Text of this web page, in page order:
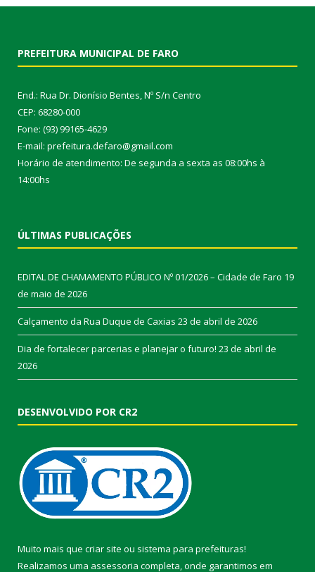
PREFEITURA MUNICIPAL DE FARO
End.: Rua Dr. Dionísio Bentes, Nº S/n Centro
CEP: 68280-000
Fone: (93) 99165-4629
E-mail: prefeitura.defaro@gmail.com
Horário de atendimento: De segunda a sexta as 08:00hs à
14:00hs
ÚLTIMAS PUBLICAÇÕES
EDITAL DE CHAMAMENTO PÚBLICO Nº 01/2026 – Cidade de Faro 19
de maio de 2026
Calçamento da Rua Duque de Caxias 23 de abril de 2026
Dia de fortalecer parcerias e planejar o futuro! 23 de abril de
2026
DESENVOLVIDO POR CR2
Muito mais que criar site ou sistema para prefeituras!
Realizamos uma assessoria completa, onde garantimos em